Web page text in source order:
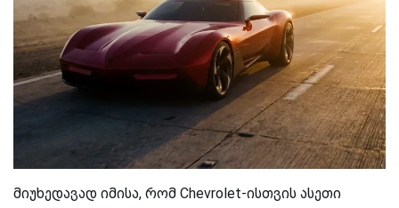
მიუხედავად იმისა, რომ Chevrolet-ისთვის ასეთი